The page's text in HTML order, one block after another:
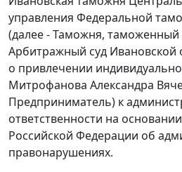
управления Федеральной
(далее - Таможня, таможенный
Арбитражный суд Ивановской
о привлечении
Митрофанова Александра
Предприниматель) к
ответственности на основании
Российской Федерации об
правонарушениях.